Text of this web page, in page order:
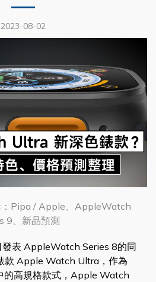
2023-08-02
Pipa / Apple、AppleWatch
9、新品預測
表 AppleWatch Series 8的同
款 Apple Watch Ultra，作為
高規格款式，Apple Watch